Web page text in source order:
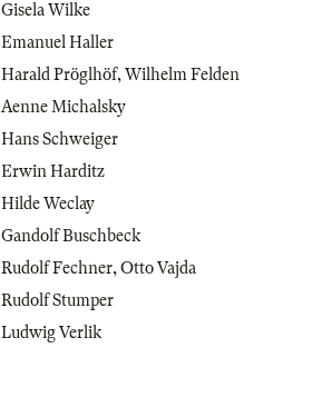
Gisela Wilke
Emanuel Haller
Harald Pröglhöf,Wilhelm Felden
Aenne Michalsky
Hans Schweiger
Erwin Harditz
Hilde Weclay
Gandolf Buschbeck
Rudolf Fechner,Otto Vajda
Rudolf Stumper
Ludwig Verlik